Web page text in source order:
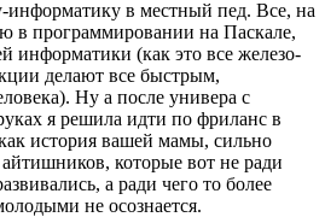
информатику в местный пед. Все, на
в программировании на Паскале,
информатики (как это все железо-
делают все быстрым,
Ну а после универа с
я решила идти по фриланс в
история вашей мамы, сильно
которые вот не ради
а ради чего то более
не осознается.